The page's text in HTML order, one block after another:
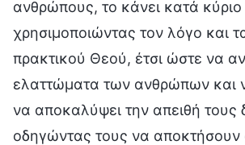
ανθρώπους, το κάνει κατά
χρησιμοποιώντας τον λόγο και
πρακτικού Θεού, έτσι ώστε να
ελαττώματα των ανθρώπων και
να αποκαλύψει την απειθή τους
οδηγώντας τους να αποκτήσουν